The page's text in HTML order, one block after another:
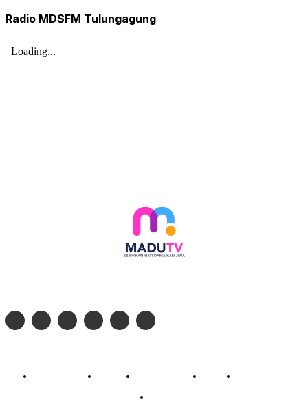
Radio MDSFM Tulungagung
Profil Madu TV Redaksi Pedoman Siber Kontak